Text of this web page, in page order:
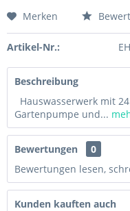
Merken
Artikel-Nr.:
Beschreibung
Hauswasserwerk mit
Gartenpumpe und...
Bewertungen
0
Bewertungen lesen,
Kunden kauften auch